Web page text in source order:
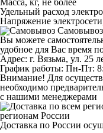
Масса, кг, не более
Удельный расход
Напряжение
Самовывоз
Вы можете
удобное для Вас время
Адрес: г. Вязьма, ул. 25
График работы: Пн-Пт:
Внимание! Для
необходимо
с нашими менеджерами
регионам России
Доставка по России